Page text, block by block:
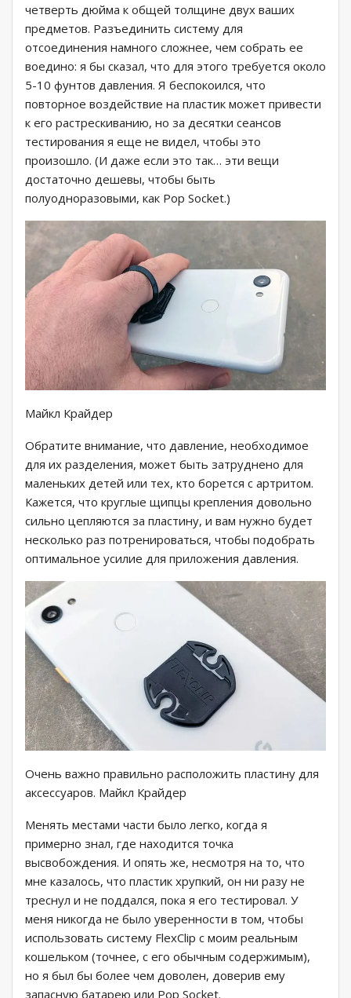
четверть дюйма к общей толщине двух ваших
предметов. Разъединить систему для
отсоединения намного сложнее, чем собрать ее
воедино: я бы сказал, что для этого требуется около
5-10 фунтов давления. Я беспокоился, что
повторное воздействие на пластик может привести
к его растрескиванию, но за десятки сеансов
тестирования я еще не видел, чтобы это
произошло. (И даже если это так… эти вещи
достаточно дешевы, чтобы быть
полуодноразовыми, как Pop Socket.)
Майкл Крайдер
Обратите внимание, что давление, необходимое
для их разделения, может быть затруднено для
маленьких детей или тех, кто борется с артритом.
Кажется, что круглые щипцы крепления довольно
сильно цепляются за пластину, и вам нужно будет
несколько раз потренироваться, чтобы подобрать
оптимальное усилие для приложения давления.
Очень важно правильно расположить пластину для
аксессуаров. Майкл Крайдер
Менять местами части было легко, когда я
примерно знал, где находится точка
высвобождения. И опять же, несмотря на то, что
мне казалось, что пластик хрупкий, он ни разу не
треснул и не поддался, пока я его тестировал. У
меня никогда не было уверенности в том, чтобы
использовать систему FlexClip с моим реальным
кошельком (точнее, с его обычным содержимым),
но я был бы более чем доволен, доверив ему
запасную батарею или Pop Socket.